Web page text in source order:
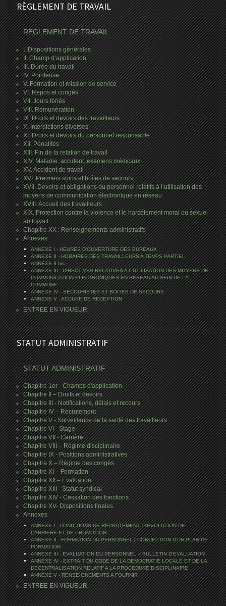
RÈGLEMENT DE TRAVAIL
REGLEMENT DE TRAVAIL
I. Dispositions générales
II. Champ d’application
III. Durée du travail
IV. Pointeuse
V. Formation et mission de service
VI. Repos et congés
VII. Jours fériés
VIII. Rémunération
IX. Droits et devoirs des travailleurs
X. Interdictions diverses
XI. Droits et devoirs du personnel responsable
XII. Pénalités
XIII. Fin de la relation de travail
XIV. Maladie, accident, examens médicaux
XV. Accident de travail
XVI. Premiers soins et boîtes de secours
XVII. Devoirs et obligations du personnel relatifs à l’utilisation des
moyens de communication électronique en réseau
XVIII. Accueil des travailleurs
XIX. Protection contre la violence et le harcèlement moral ou sexuel
au travail
Chapitre XX : Renseignements administratifs
Annexes
ANNEXE I - HEURES D’OUVERTURE DES BUREAUX
ANNEXE II - HORAIRES DES TRAVAILLEURS A TEMPS PARTIEL
ANNEXE II bis -
ANNEXE III - DIRECTIVES RELATIVES A L'UTILISATION DES MOYENS DE
COMMUNICATION ELECTRONIQUES EN RESEAU AU SEIN DE LA
COMMUNE
ANNEXE IV - SECOURISTES ET BOITES DE SECOURS
ANNEXE V - ACCUSE DE RECEPTION
ENTREE EN VIGUEUR
STATUT ADMINISTRATIF
STATUT ADMINISTRATIF
Chapitre 1er - Champs d'application
Chapitre II – Droits et devoirs
Chapitre III - Notifications, délais et recours
Chapitre IV – Recrutement
Chapitre V - Surveillance de la santé des travailleurs
Chapitre VI - Stage
Chapitre VII - Carrière
Chapitre VIII – Régime disciplinaire
Chapitre IX - Positions administratives
Chapitre X – Régime des congés
Chapitre XI – Formation
Chapitre XII – Evaluation
Chapitre XIII - Statut syndical
Chapitre XIV - Cessation des fonctions
Chapitre XV- Dispositions finales
Annexes
ANNEXE I - CONDITIONS DE RECRUTEMENT, D'EVOLUTION DE
CARRIERE ET DE PROMOTION
ANNEXE II - FORMATION DU PERSONNEL / CONCEPTION D'UN PLAN DE
FORMATION
ANNEXE III - EVALUATION DU PERSONNEL – BULLETIN D’EVALUATION
ANNEXE IV - EXTRAIT DU CODE DE LA DEMOCRATIE LOCALE ET DE LA
DECENTRALISATION RELATIF A LA PROCEDURE DISCIPLINAIRE
ANNEXE V - RENSEIGNEMENTS A FOURNIR
ENTREE EN VIGUEUR